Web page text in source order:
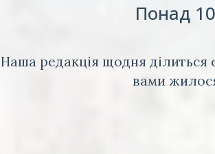
Понад
Наша редакція щодня ділиться
вами